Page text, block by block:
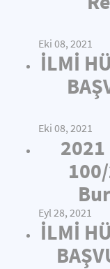
Eki 08, 2021
İLMİ
Eki 08, 2021
Eyl 28, 2021
İLMİ